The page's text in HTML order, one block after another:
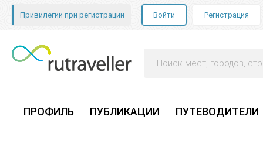
Привилегии при регистрации Войти Регистрация
ПРОФИЛЬ ПУБЛИКАЦИИ ПУТЕВОДИТЕЛИ